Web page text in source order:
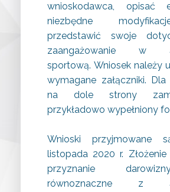
wnioskodawca, opisać
niezbędne
przedstawić swoje
zaangażowanie w
sportową. Wniosek należy
wymagane załączniki. Dla
na dole strony
przykładowo wypełniony
Wnioski przyjmowane
listopada 2020 r.
przyznanie
równoznaczne z